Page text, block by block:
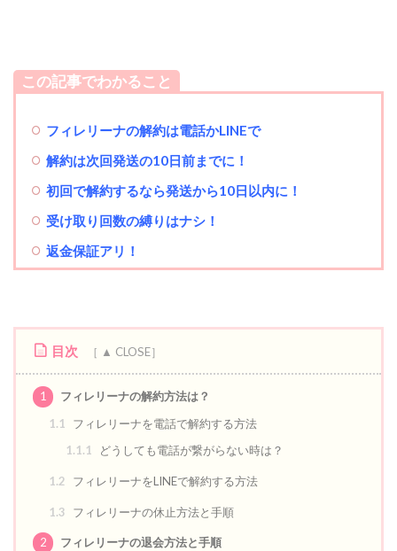
この記事でわかること
フィレリーナの解約は電話かLINEで
解約は次回発送の10日前までに！
初回で解約するなら発送から10日以内に！
受け取り回数の縛りはナシ！
返金保証アリ！
目次
1
フィレリーナの解約方法は？
1.1
フィレリーナを電話で解約する方法
1.1.1
どうしても電話が繋がらない時は？
1.2 フィレリーナをLINEで解約する方法
1.3 フィレリーナの休止方法と手順
2
フィレリーナの退会方法と手順